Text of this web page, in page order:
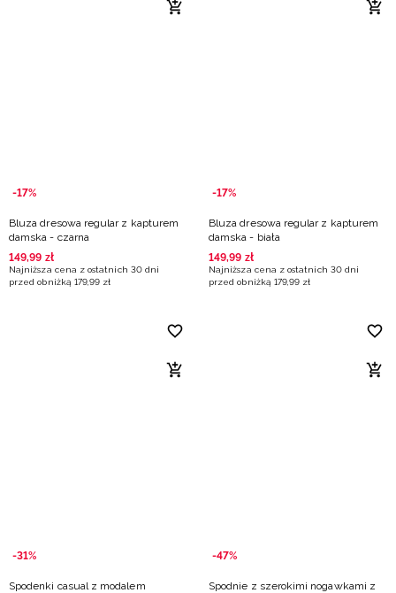
-17%
Bluza dresowa regular z kapturem
damska - czarna
149,99 zł
Najniższa cena z ostatnich 30 dni
przed obniżką 179,99 zł
-17%
Bluza dresowa regular z kapturem
damska - biała
149,99 zł
Najniższa cena z ostatnich 30 dni
przed obniżką 179,99 zł
-31%
Spodenki casual z modalem
-47%
Spodnie z szerokimi nogawkami z